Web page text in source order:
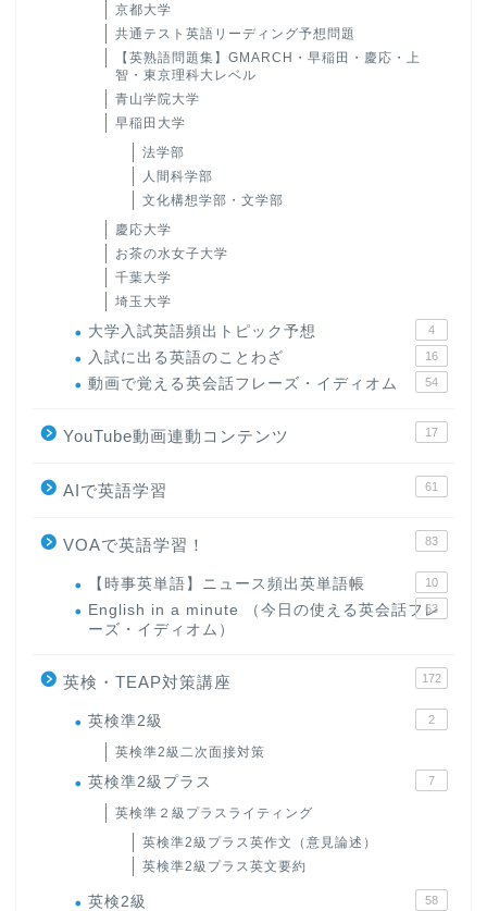
京都大学
共通テスト英語リーディング予想問題
【英熟語問題集】GMARCH・早稲田・慶応・上
智・東京理科大レベル
青山学院大学
早稲田大学
法学部
人間科学部
文化構想学部・文学部
慶応大学
お茶の水女子大学
千葉大学
埼玉大学
大学入試英語頻出トピック予想 4
入試に出る英語のことわざ 16
動画で覚える英会話フレーズ・イディオム 54
YouTube動画連動コンテンツ 17
AIで英語学習 61
VOAで英語学習！ 83
【時事英単語】ニュース頻出英単語帳 10
English in a minute （今日の使える英会話フレ
ーズ・イディオム）
63
英検・TEAP対策講座 172
英検準2級 2
英検準2級二次面接対策
英検準2級プラス 7
英検準２級プラスライティング
英検準2級プラス英作文（意見論述）
英検準2級プラス英文要約
英検2級 58